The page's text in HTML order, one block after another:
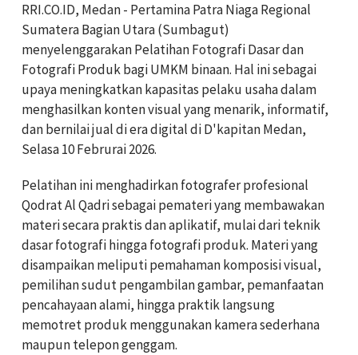
RRI.CO.ID, Medan - Pertamina Patra Niaga Regional
Sumatera Bagian Utara (Sumbagut)
menyelenggarakan Pelatihan Fotografi Dasar dan
Fotografi Produk bagi UMKM binaan. Hal ini sebagai
upaya meningkatkan kapasitas pelaku usaha dalam
menghasilkan konten visual yang menarik, informatif,
dan bernilai jual di era digital di D'kapitan Medan,
Selasa 10 Februrai 2026.
Pelatihan ini menghadirkan fotografer profesional
Qodrat Al Qadri sebagai pemateri yang membawakan
materi secara praktis dan aplikatif, mulai dari teknik
dasar fotografi hingga fotografi produk. Materi yang
disampaikan meliputi pemahaman komposisi visual,
pemilihan sudut pengambilan gambar, pemanfaatan
pencahayaan alami, hingga praktik langsung
memotret produk menggunakan kamera sederhana
maupun telepon genggam.